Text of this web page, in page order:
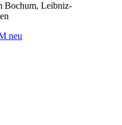
Bochum, Leibniz-